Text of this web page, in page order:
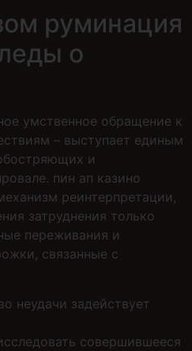
руминация
о
умственное обращение к
– выступает единым
и
пин ап казино
реинтерпретации,
затруднения только
переживания и
связанные с
неудачи задействует
совершившееся